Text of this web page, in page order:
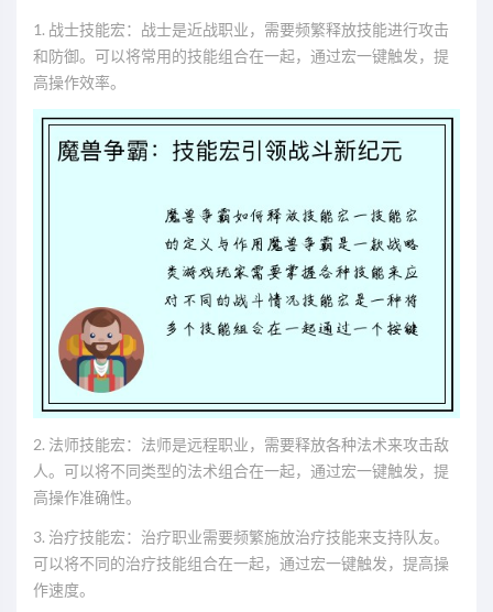
1. 战士技能宏：战士是近战职业，需要频繁释放技能进行攻击
和防御。可以将常用的技能组合在一起，通过宏一键触发，提
高操作效率。
2. 法师技能宏：法师是远程职业，需要释放各种法术来攻击敌
人。可以将不同类型的法术组合在一起，通过宏一键触发，提
高操作准确性。
3. 治疗技能宏：治疗职业需要频繁施放治疗技能来支持队友。
可以将不同的治疗技能组合在一起，通过宏一键触发，提高操
作速度。